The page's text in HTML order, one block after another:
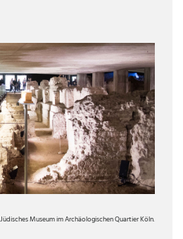
Museum im Archäologischen Quartier Köln.